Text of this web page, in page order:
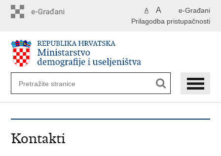
e-Građani
A A
Prilagodba pristupačnosti
Kontakti